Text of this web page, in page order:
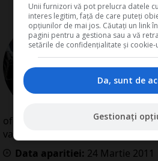
de
Redactia
autori cu
domenii
fiscalitate.
creeze
oferim solutii utile pentru orice
va confruntati.
Data aparitiei: 24 Martie 2011
Unii furnizori vă pot prelucra datele
interes legitim, față de care puteți
opțiunilor de mai jos. Căutați un link
pagini pentru a gestiona sau a vă
setările de confidențialitate și cookie-
Da, sunt de
Gestionați